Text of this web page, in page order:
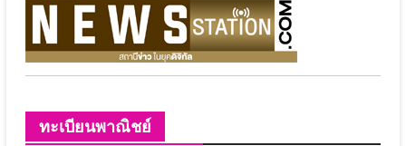
ทะเบียนพาณิชย์